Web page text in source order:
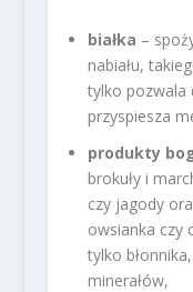
białka –
nabiału,
tylko pozwala
przyspiesza
produkty
brokuły i
czy jagody
owsianka czy
tylko
minerałów,